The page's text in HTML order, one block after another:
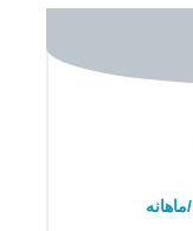
/ماهانه